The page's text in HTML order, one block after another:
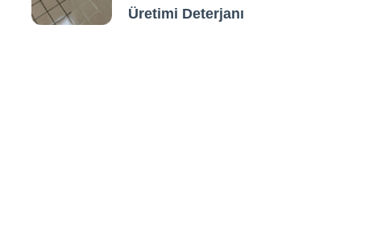
Üretimi Deterjanı